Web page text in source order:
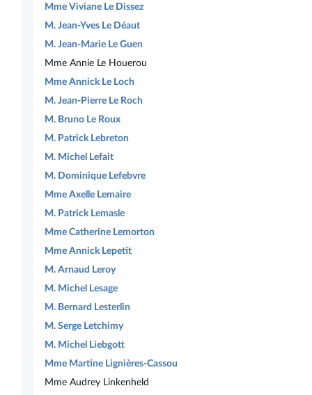
Mme Viviane Le Dissez
M. Jean-Yves Le Déaut
M. Jean-Marie Le Guen
Mme Annie Le Houerou
Mme Annick Le Loch
M. Jean-Pierre Le Roch
M. Bruno Le Roux
M. Patrick Lebreton
M. Michel Lefait
M. Dominique Lefebvre
Mme Axelle Lemaire
M. Patrick Lemasle
Mme Catherine Lemorton
Mme Annick Lepetit
M. Arnaud Leroy
M. Michel Lesage
M. Bernard Lesterlin
M. Serge Letchimy
M. Michel Liebgott
Mme Martine Lignières-Cassou
Mme Audrey Linkenheld